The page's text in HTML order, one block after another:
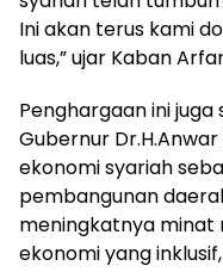
Ini akan terus kami
luas,” ujar Kaban
Penghargaan ini
Gubernur
ekonomi syariah
pembangunan
meningkatnya
ekonomi yang